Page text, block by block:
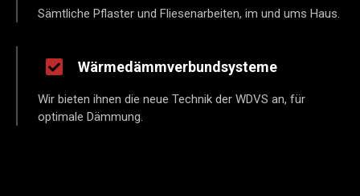
Sämtliche Pflaster und Fliesenarbeiten, im und ums Haus.
Wärmedämmverbundsysteme
Wir bieten ihnen die neue Technik der WDVS an, für
optimale Dämmung.